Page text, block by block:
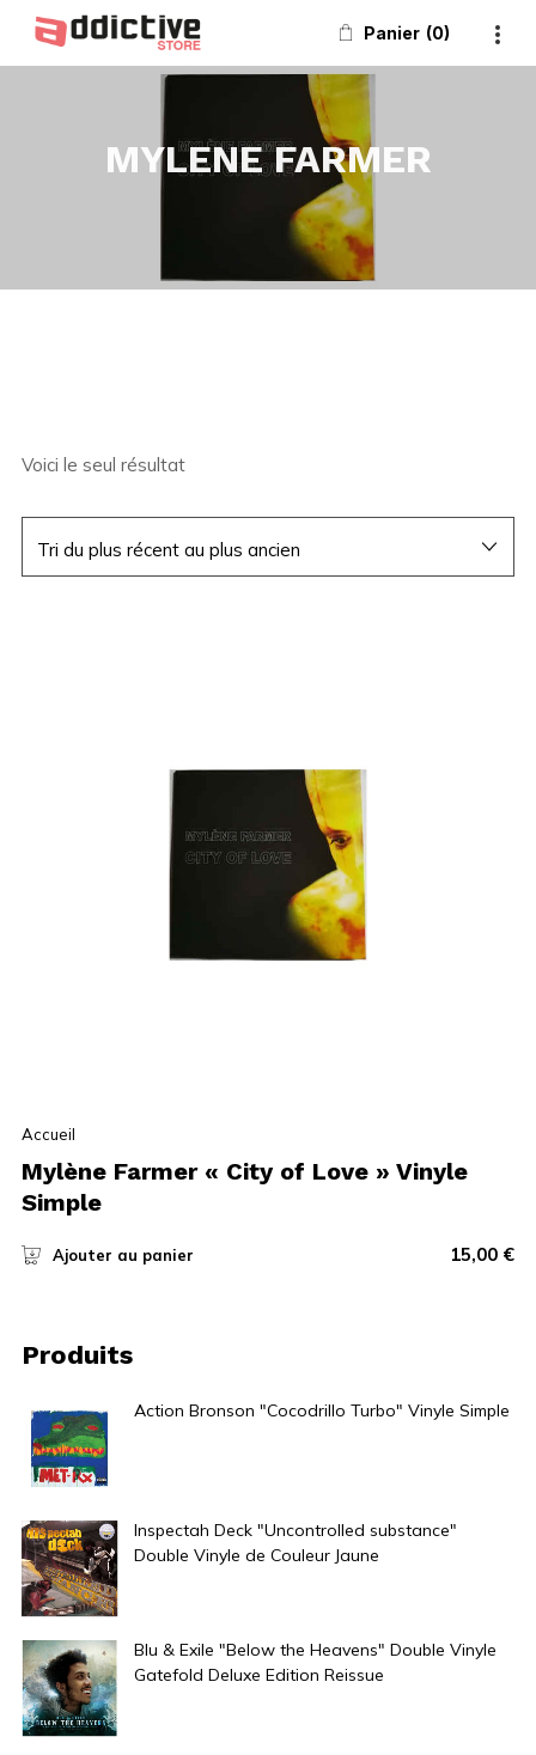
Panier 0
MYLENE FARMER
Voici le seul résultat
Accueil
Mylène Farmer « City of Love » Vinyle
Simple
Ajouter au panier 15,00 €
Produits
Action Bronson "Cocodrillo Turbo" Vinyle Simple
Inspectah Deck "Uncontrolled substance"
Double Vinyle de Couleur Jaune
Blu & Exile "Below the Heavens" Double Vinyle
Gatefold Deluxe Edition Reissue